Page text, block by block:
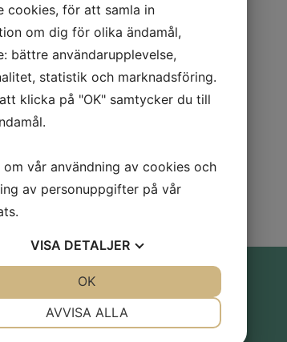
Som
arena för
där som
ensam.
cookies, för att samla in
om dig för olika ändamål,
bättre användarupplevelse,
statistik och marknadsföring.
klicka på "OK" samtycker du till
om vår användning av cookies och
av personuppgifter på vår
VISA DETALJER
AVVISA ALLA
OK